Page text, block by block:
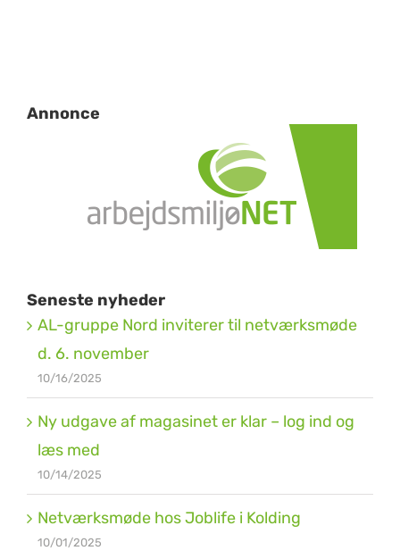
Annonce
Seneste nyheder
AL-gruppe Nord inviterer til netværksmøde
d. 6. november
10/16/2025
Ny udgave af magasinet er klar – log ind og
læs med
10/14/2025
Netværksmøde hos Joblife i Kolding
10/01/2025